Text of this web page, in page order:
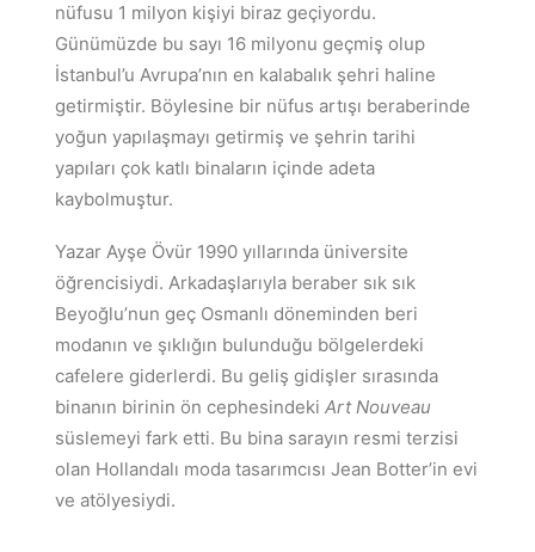
nüfusu 1 milyon kişiyi biraz geçiyordu.
Günümüzde bu sayı 16 milyonu geçmiş olup
İstanbul’u Avrupa’nın en kalabalık şehri haline
getirmiştir. Böylesine bir nüfus artışı beraberinde
yoğun yapılaşmayı getirmiş ve şehrin tarihi
yapıları çok katlı binaların içinde adeta
kaybolmuştur.
Yazar Ayşe Övür 1990 yıllarında üniversite
öğrencisiydi. Arkadaşlarıyla beraber sık sık
Beyoğlu’nun geç Osmanlı döneminden beri
modanın ve şıklığın bulunduğu bölgelerdeki
cafelere giderlerdi. Bu geliş gidişler sırasında
binanın birinin ön cephesindeki Art Nouveau
süslemeyi fark etti. Bu bina sarayın resmi terzisi
olan Hollandalı moda tasarımcısı Jean Botter’in evi
ve atölyesiydi.